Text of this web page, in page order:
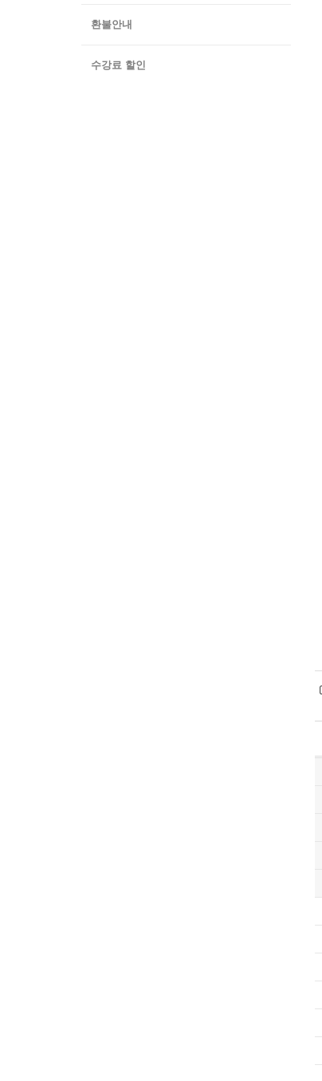
환불안내
수강료 할인